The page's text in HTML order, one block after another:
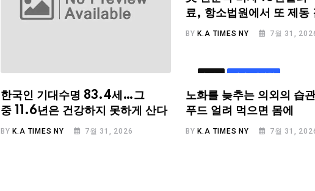
료, 항소법원에서 또 제동
BYK.A TIMES NY 7월 31,
한국인 기대수명 83.4세…그
중 11.6년은 건강하지 못하게 산다
BYK.A TIMES NY 7월 31, 2026
뉴스 라이프/건강
노화를 늦추는 의외의 습
푸드 얼려 먹으면 몸에
BYK.A TIMES NY 7월 31,